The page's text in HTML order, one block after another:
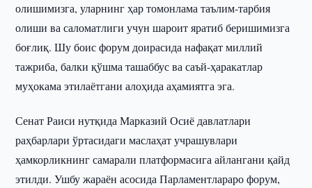
олишимизга, уларнинг ҳар томонлама таълим-тарбия
олиши ва саломатлиги учун шароит яратиб беришимизга
боғлиқ. Шу боис форум доирасида нафақат миллий
тажриба, балки қўшма ташаббус ва саъй-ҳаракатлар
муҳокама этилаётгани алоҳида аҳамиятга эга.
Сенат Раиси нутқида Марказий Осиё давлатлари
раҳбарлари ўртасидаги маслаҳат учрашувлари
ҳамкорликнинг самарали платформасига айлангани қайд
этилди. Ушбу жараён асосида Парламентлараро форум,